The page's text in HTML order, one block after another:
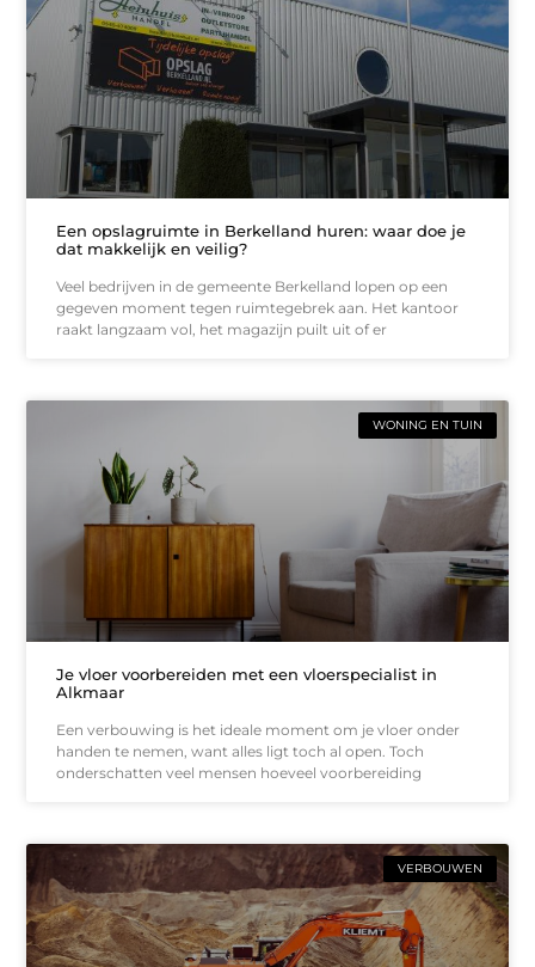
Een opslagruimte in Berkelland huren: waar doe je
dat makkelijk en veilig?
Veel bedrijven in de gemeente Berkelland lopen op een
gegeven moment tegen ruimtegebrek aan. Het kantoor
raakt langzaam vol, het magazijn puilt uit of er
WONING EN TUIN
Je vloer voorbereiden met een vloerspecialist in
Alkmaar
Een verbouwing is het ideale moment om je vloer onder
handen te nemen, want alles ligt toch al open. Toch
onderschatten veel mensen hoeveel voorbereiding
VERBOUWEN